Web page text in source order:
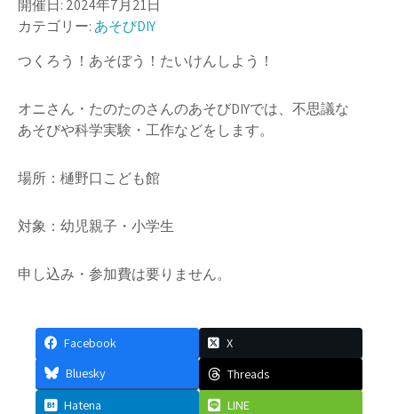
開催日: 2024年7月21日
カテゴリー: あそびDIY
つくろう！あそぼう！たいけんしよう！
オニさん・たのたのさんのあそびDIYでは、不思議な
あそびや科学実験・工作などをします。
場所：樋野口こども館
対象：幼児親子・小学生
申し込み・参加費は要りません。
Facebook
X
Bluesky
Threads
Hatena
LINE